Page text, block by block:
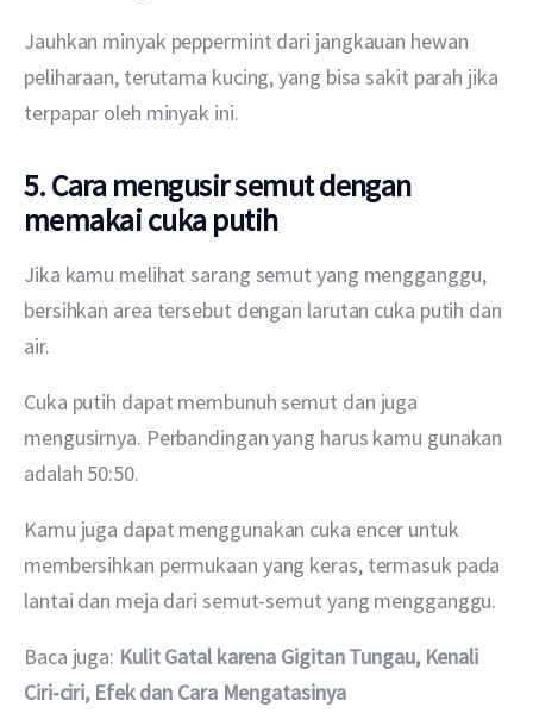
Jauhkan minyak peppermint dari jangkauan hewan
peliharaan, terutama kucing, yang bisa sakit parah jika
terpapar oleh minyak ini.
5. Cara mengusir semut dengan
memakai cuka putih
Jika kamu melihat sarang semut yang mengganggu,
bersihkan area tersebut dengan larutan cuka putih dan
air.
Cuka putih dapat membunuh semut dan juga
mengusirnya. Perbandingan yang harus kamu gunakan
adalah 50:50.
Kamu juga dapat menggunakan cuka encer untuk
membersihkan permukaan yang keras, termasuk pada
lantai dan meja dari semut-semut yang mengganggu.
Baca juga: Kulit Gatal karena Gigitan Tungau, Kenali
Ciri-ciri, Efek dan Cara Mengatasinya